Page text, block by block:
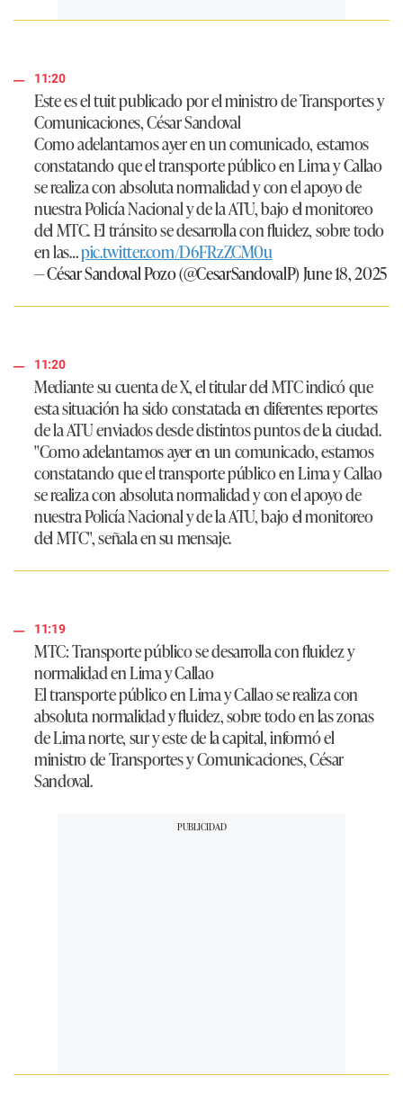
11:20
Este es el tuit publicado por el ministro de Transportes y
Comunicaciones, César Sandoval
Como adelantamos ayer en un comunicado, estamos
constatando que el transporte público en Lima y Callao
se realiza con absoluta normalidad y con el apoyo de
nuestra Policía Nacional y de la ATU, bajo el monitoreo
del MTC. El tránsito se desarrolla con fluidez, sobre todo
en las…pic.twitter.com/D6FRzZCM0u
— César Sandoval Pozo (@CesarSandovalP)June 18, 2025
11:20
Mediante su cuenta de X, el titular del MTC indicó que
esta situación ha sido constatada en diferentes reportes
de la ATU enviados desde distintos puntos de la ciudad.
"Como adelantamos ayer en un comunicado,estamos
constatando que el transporte público en Lima y Callao
se realiza con absoluta normalidad y con el apoyo de
nuestra Policía Nacional y de la ATU, bajo el monitoreo
del MTC",señala en su mensaje.
11:19
MTC: Transporte público se desarrolla con fluidez y
normalidad en Lima y Callao
El transporte público en Lima y Callao se realiza con
absoluta normalidad y fluidez, sobre todo en las zonas
de Lima norte, sur y este de la capital, informó el
ministro de Transportes y Comunicaciones,César
Sandoval.